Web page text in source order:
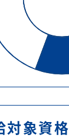
対象資格